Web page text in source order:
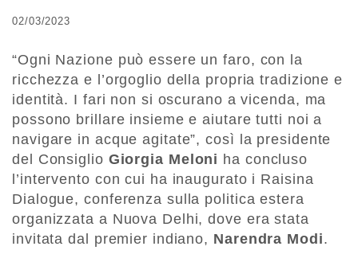
02/03/2023
“Ogni Nazione può essere un faro, con la
ricchezza e l’orgoglio della propria tradizione e
identità. I fari non si oscurano a vicenda, ma
possono brillare insieme e aiutare tutti noi a
navigare in acque agitate”, così la presidente
del Consiglio Giorgia Meloni ha concluso
l’intervento con cui ha inaugurato i Raisina
Dialogue, conferenza sulla politica estera
organizzata a Nuova Delhi, dove era stata
invitata dal premier indiano, Narendra Modi.